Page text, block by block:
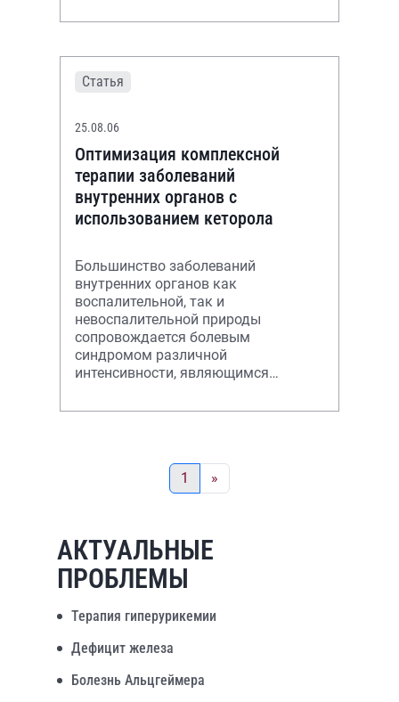
глюкокортикостероидов.
Статья
25.08.06
Оптимизация комплексной
терапии заболеваний
внутренних органов с
использованием кеторола
Большинство заболеваний
внутренних органов как
воспалительной, так и
невоспалительной природы
сопровождается болевым
синдромом различной
интенсивности, являющимся
обращения пациента к врачу и
1
»
АКТУАЛЬНЫЕ
ПРОБЛЕМЫ
Терапия гиперурикемии
Дефицит железа
Болезнь Альцгеймера